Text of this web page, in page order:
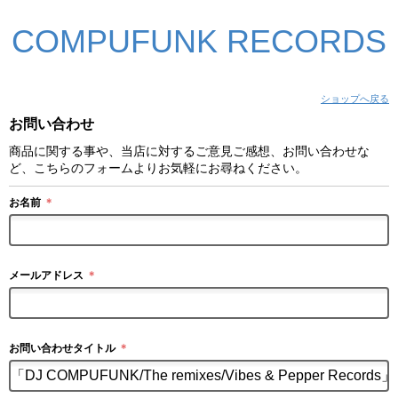
COMPUFUNK RECORDS
ショップへ戻る
お問い合わせ
商品に関する事や、当店に対するご意見ご感想、お問い合わせな
ど、こちらのフォームよりお気軽にお尋ねください。
お名前 ＊
メールアドレス ＊
お問い合わせタイトル ＊